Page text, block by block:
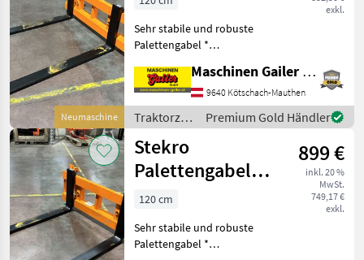
Neumaschine
Ausführung
exkl.
Sehr stabile und robuste
Palettengabel *
Zinkenlänge 120 cm *
Zinkendimension Breite 100
mm, Stärke 40 mm *
Tragkraft 2500 kg *
Eigengewicht 2
Maschinen Gailer GmbH
9640 Kötschach-Mauthen
Traktorzubehör
/ Stekro
Premium Gold Händler
Stekro
Palettengabel
Euro schwere
Ausführung
899 €
inkl. 20 %
MwSt.
749,17 €
exkl.
120 cm
Sehr stabile und robuste
Palettengabel *